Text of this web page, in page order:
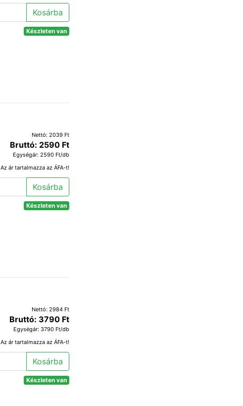
Kosárba
Készleten van
Nettó: 2039 Ft
Bruttó: 2590 Ft
Egységár: 2590 Ft/db
Az ár tartalmazza az ÁFA-t!
Kosárba
Készleten van
Nettó: 2984 Ft
Bruttó: 3790 Ft
Egységár: 3790 Ft/db
Az ár tartalmazza az ÁFA-t!
Kosárba
Készleten van